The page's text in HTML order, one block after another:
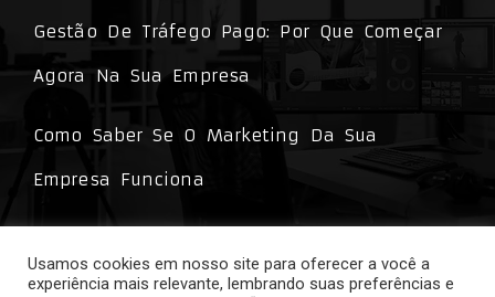
Gestão De Tráfego Pago: Por Que Começar
Agora Na Sua Empresa
Como Saber Se O Marketing Da Sua
Empresa Funciona
Marketing
Usamos cookies em nosso site para oferecer a você a
experiência mais relevante, lembrando suas preferências e